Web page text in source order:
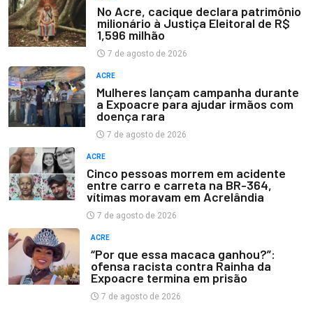
No Acre, cacique declara patrimônio
milionário à Justiça Eleitoral de R$
1,596 milhão
7 de agosto de 2026
ACRE
Mulheres lançam campanha durante
a Expoacre para ajudar irmãos com
doença rara
7 de agosto de 2026
ACRE
Cinco pessoas morrem em acidente
entre carro e carreta na BR-364,
vítimas moravam em Acrelândia
7 de agosto de 2026
ACRE
“Por que essa macaca ganhou?”:
ofensa racista contra Rainha da
Expoacre termina em prisão
7 de agosto de 2026